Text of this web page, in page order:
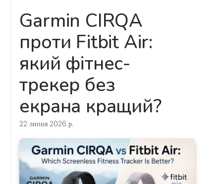
Garmin CIRQA
проти Fitbit Air:
який фітнес-
трекер без
екрана кращий?
22 липня 2026 р.